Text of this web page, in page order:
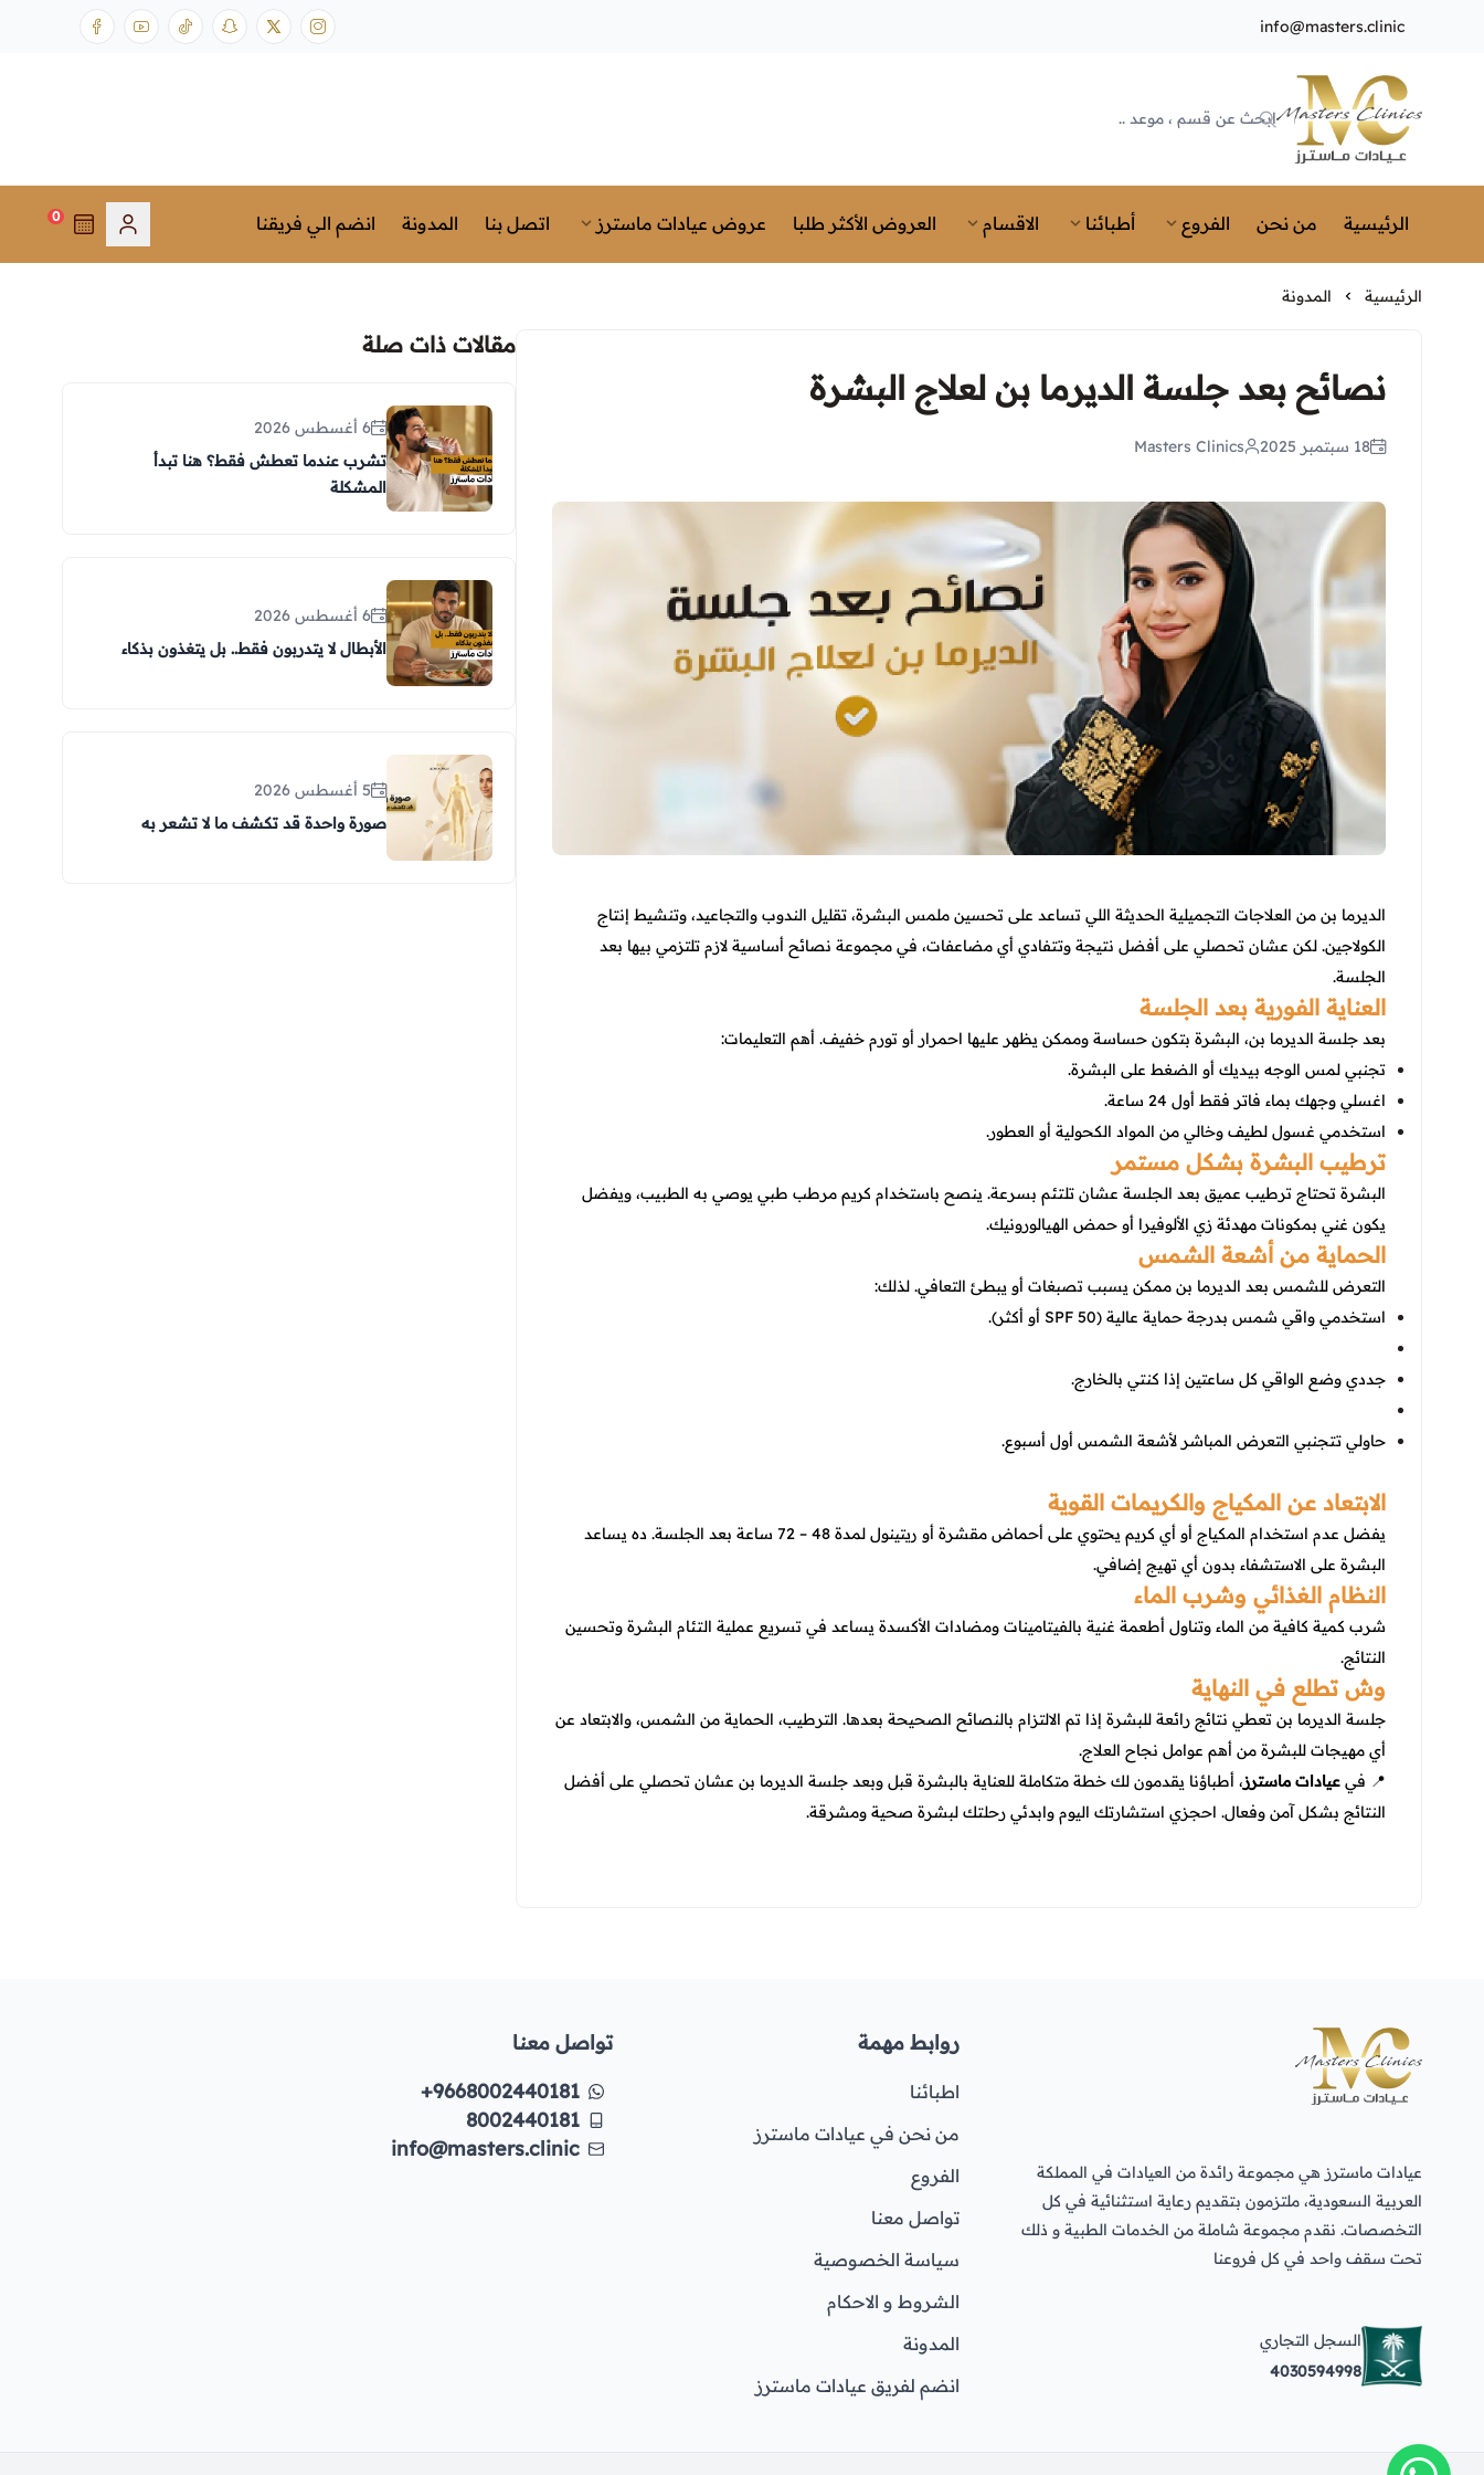
info@masters.clinic
Masters Clinics
الرئيسية من نحن الفروع أطبائنا الاقسام العروض الأكثر طلبا عروض عيادات ماسترز اتصل بنا المدونة انضم الي فريقنا 0
الرئيسية المدونة
نصائح بعد جلسة الديرما بن لعلاج البشرة
18 سبتمبر 2025 Masters Clinics
الديرما بن من العلاجات التجميلية الحديثة اللي تساعد على تحسين ملمس البشرة، تقليل الندوب والتجاعيد، وتنشيط إنتاج
الكولاجين. لكن عشان تحصلي على أفضل نتيجة وتتفادي أي مضاعفات، في مجموعة نصائح أساسية لازم تلتزمي بيها بعد
الجلسة.
العناية الفورية بعد الجلسة
بعد جلسة الديرما بن، البشرة بتكون حساسة وممكن يظهر عليها احمرار أو تورم خفيف. أهم التعليمات:
تجنبي لمس الوجه بيديك أو الضغط على البشرة.
اغسلي وجهك بماء فاتر فقط أول 24 ساعة.
استخدمي غسول لطيف وخالي من المواد الكحولية أو العطور.
ترطيب البشرة بشكل مستمر
البشرة تحتاج ترطيب عميق بعد الجلسة عشان تلتئم بسرعة. ينصح باستخدام كريم مرطب طبي يوصي به الطبيب، ويفضل
يكون غني بمكونات مهدئة زي الألوفيرا أو حمض الهيالورونيك.
الحماية من أشعة الشمس
التعرض للشمس بعد الديرما بن ممكن يسبب تصبغات أو يبطئ التعافي. لذلك:
استخدمي واقي شمس بدرجة حماية عالية (SPF 50 أو أكثر).
جددي وضع الواقي كل ساعتين إذا كنتي بالخارج.
حاولي تتجنبي التعرض المباشر لأشعة الشمس أول أسبوع.
الابتعاد عن المكياج والكريمات القوية
يفضل عدم استخدام المكياج أو أي كريم يحتوي على أحماض مقشرة أو ريتينول لمدة 48 – 72 ساعة بعد الجلسة. ده يساعد
البشرة على الاستشفاء بدون أي تهيج إضافي.
النظام الغذائي وشرب الماء
شرب كمية كافية من الماء وتناول أطعمة غنية بالفيتامينات ومضادات الأكسدة يساعد في تسريع عملية التئام البشرة وتحسين
النتائج.
وش تطلع في النهاية
جلسة الديرما بن تعطي نتائج رائعة للبشرة إذا تم الالتزام بالنصائح الصحيحة بعدها. الترطيب، الحماية من الشمس، والابتعاد عن
أي مهيجات للبشرة من أهم عوامل نجاح العلاج.
📍 في عيادات ماسترز، أطباؤنا يقدمون لك خطة متكاملة للعناية بالبشرة قبل وبعد جلسة الديرما بن عشان تحصلي على أفضل
النتائج بشكل آمن وفعال. احجزي استشارتك اليوم وابدئي رحلتك لبشرة صحية ومشرقة.
مقالات ذات صلة
6 أغسطس 2026
تشرب عندما تعطش فقط؟ هنا تبدأ
المشكلة
6 أغسطس 2026
الأبطال لا يتدربون فقط.. بل يتغذون بذكاء
5 أغسطس 2026
صورة واحدة قد تكشف ما لا تشعر به
عيادات ماسترز هي مجموعة رائدة من العيادات في المملكة
العربية السعودية، ملتزمون بتقديم رعاية استثنائية في كل
التخصصات. نقدم مجموعة شاملة من الخدمات الطبية و ذلك
تحت سقف واحد في كل فروعنا
السجل التجاري
4030594998
روابط مهمة
اطبائنا
من نحن في عيادات ماسترز
الفروع
تواصل معنا
سياسة الخصوصية
الشروط و الاحكام
المدونة
انضم لفريق عيادات ماسترز
تواصل معنا
+9668002440181
8002440181
info@masters.clinic